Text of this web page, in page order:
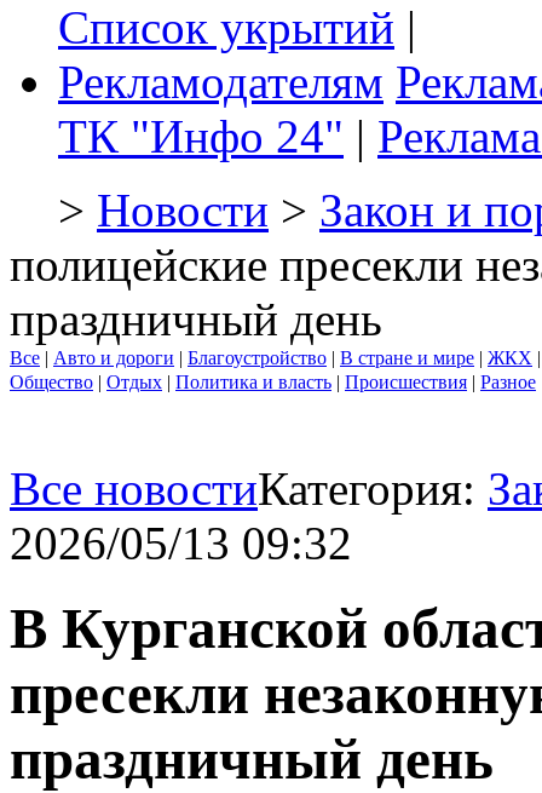
Список укрытий |
Рекламодателям
ТК "Инфо 24" |
> Новости > Закон и
полицейские пресекли
праздничный день
Все | Авто и дороги | Благоустройство | В стране и мире | ЖКХ
Общество | Отдых | Политика и власть | Происшествия | Разное
Все новостиКатегория:
2026/05/13 09:32
В Курганской
пресекли
праздничный день